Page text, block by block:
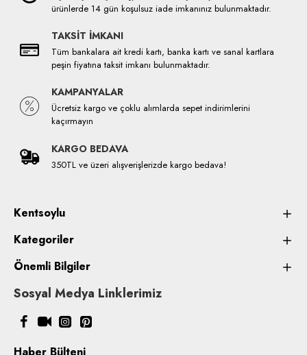
ürünlerde 14 gün koşulsuz iade imkanınız bulunmaktadır.
TAKSİT İMKANI
Tüm bankalara ait kredi kartı, banka kartı ve sanal kartlara
peşin fiyatına taksit imkanı bulunmaktadır.
KAMPANYALAR
Ücretsiz kargo ve çoklu alımlarda sepet indirimlerini
kaçırmayın
KARGO BEDAVA
350TL ve üzeri alışverişlerizde kargo bedava!
Kentsoylu
Kategoriler
Önemli Bilgiler
Sosyal Medya Linklerimiz